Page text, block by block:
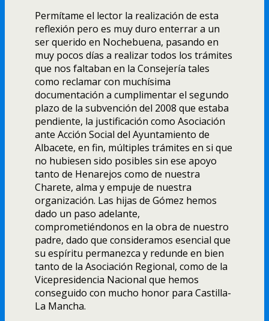
Permí­tame el lector la realización de esta
reflexión pero es muy duro enterrar a un
ser querido en Nochebuena, pasando en
muy pocos dí­as a realizar todos los trámites
que nos faltaban en la Consejerí­a tales
como reclamar con muchí­sima
documentación a cumplimentar el segundo
plazo de la subvención del 2008 que estaba
pendiente, la justificación como Asociación
ante Acción Social del Ayuntamiento de
Albacete, en fin, múltiples trámites en si que
no hubiesen sido posibles sin ese apoyo
tanto de Henarejos como de nuestra
Charete, alma y empuje de nuestra
organización. Las hijas de Gómez hemos
dado un paso adelante,
comprometiéndonos en la obra de nuestro
padre, dado que consideramos esencial que
su espí­ritu permanezca y redunde en bien
tanto de la Asociación Regional, como de la
Vicepresidencia Nacional que hemos
conseguido con mucho honor para Castilla-
La Mancha.